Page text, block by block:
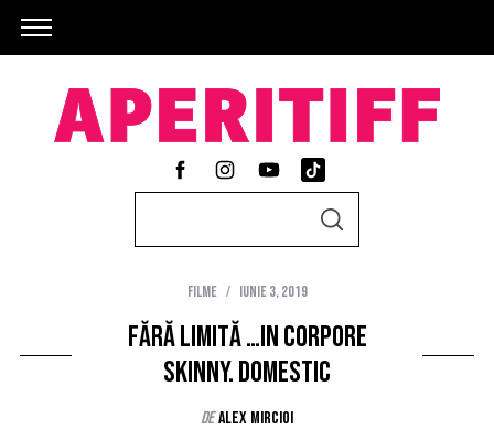
c
S
Filme iunie 3, 2019
Fără limită …in corpore
skinny. Domestic
de Alex Mircioi